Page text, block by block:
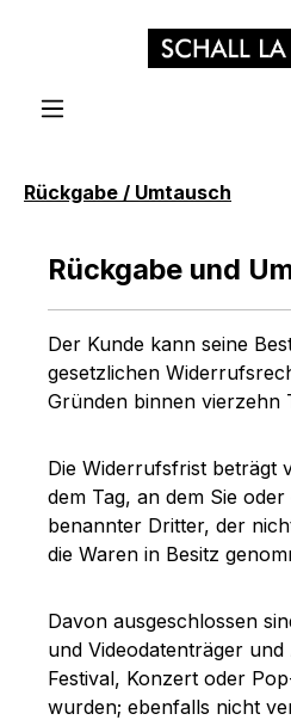
Zum Hauptinhalt springen
Rückgabe / Umtausch
Rückgabe und
Der Kunde kann seine
gesetzlichen
Gründen binnen vierzehn
Die Widerrufsfrist beträgt
dem Tag, an dem Sie
benannter Dritter, der
die Waren in Besitz
Davon ausgeschlossen
und Videodatenträger
Festival, Konzert oder
wurden; ebenfalls nicht